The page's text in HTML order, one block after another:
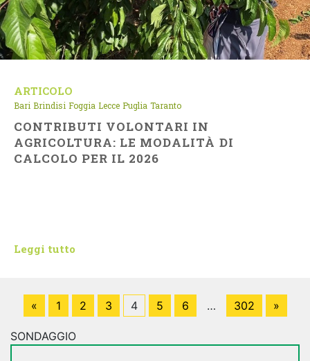
ARTICOLO
Bari Brindisi Foggia Lecce Puglia Taranto
CONTRIBUTI VOLONTARI IN
AGRICOLTURA: LE MODALITÀ DI
CALCOLO PER IL 2026
Leggi tutto
« 1 2 3 4 5 6 … 302 »
SONDAGGIO